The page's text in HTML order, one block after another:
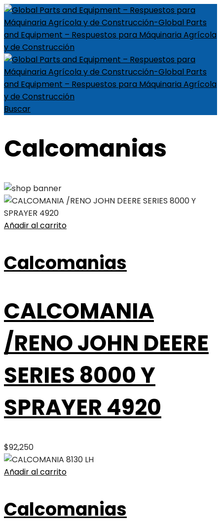
Buscar
Calcomanias
Añadir al carrito
Calcomanias
CALCOMANIA
/RENO JOHN DEERE
SERIES 8000 Y
SPRAYER 4920
$92,250
Añadir al carrito
Calcomanias